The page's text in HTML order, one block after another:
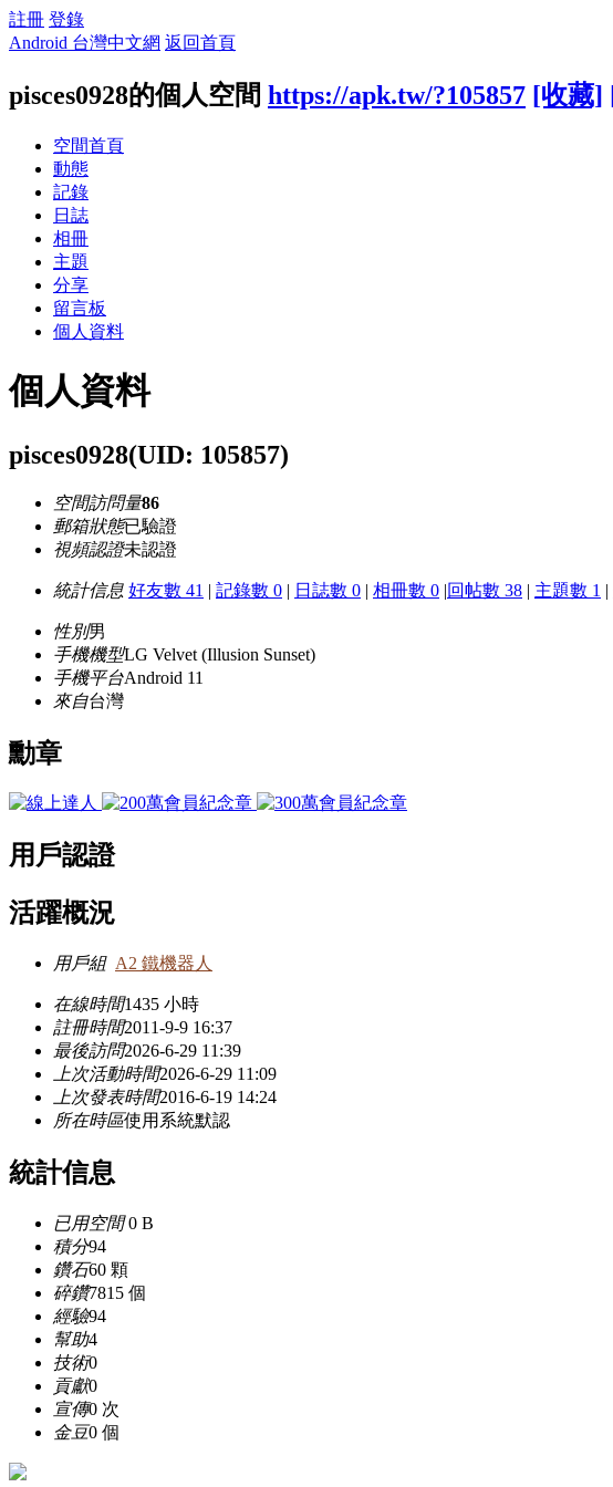
註冊 登錄
Android 台灣中文網 返回首頁
pisces0928的個人空間 https://apk.tw/?105857 [收藏]
空間首頁
動態
記錄
日誌
相冊
主題
分享
留言板
個人資料
個人資料
pisces0928(UID: 105857)
空間訪問量86
郵箱狀態已驗證
視頻認證未認證
統計信息 好友數 41 | 記錄數 0 | 日誌數 0 | 相冊數 0 |回帖數 38 | 主題數 1 |
性別男
手機機型LG Velvet (Illusion Sunset)
手機平台Android 11
來自台灣
勳章
用戶認證
活躍概況
用戶組 A2 鐵機器人
在線時間1435 小時
註冊時間2011-9-9 16:37
最後訪問2026-6-29 11:39
上次活動時間2026-6-29 11:09
上次發表時間2016-6-19 14:24
所在時區使用系統默認
統計信息
已用空間0 B
積分94
鑽石60 顆
碎鑽7815 個
經驗94
幫助4
技術0
貢獻0
宣傳0 次
金豆0 個